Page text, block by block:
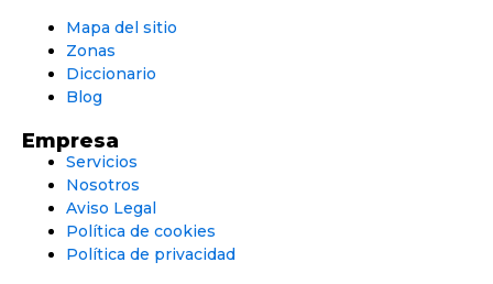
Mapa del sitio
Zonas
Diccionario
Blog
Empresa
Servicios
Nosotros
Aviso Legal
Política de cookies
Política de privacidad